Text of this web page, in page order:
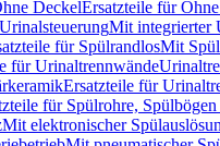
DeckelErsatzteile für
Mit integrierter
für SpülrandlosMit
für Urinaltrennwände
Ersatzteile für
für Spülrohre, Spülbögen
Mit elektronischer